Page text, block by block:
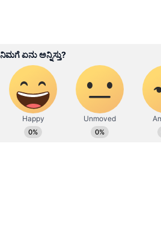
ವಾರ್ತಾ ಮತ್ತು ಸಾರ್ವಜನಿಕ
ಕೊರೊನಾ ವಾರಿಯರ್ಸ್ ಅವಾರ್ಡ್,
ಬರೆವಣಿಗೆ ಮತ್ತು ಸಾಹಿತ್ಯಾಸಕ್ತರು.